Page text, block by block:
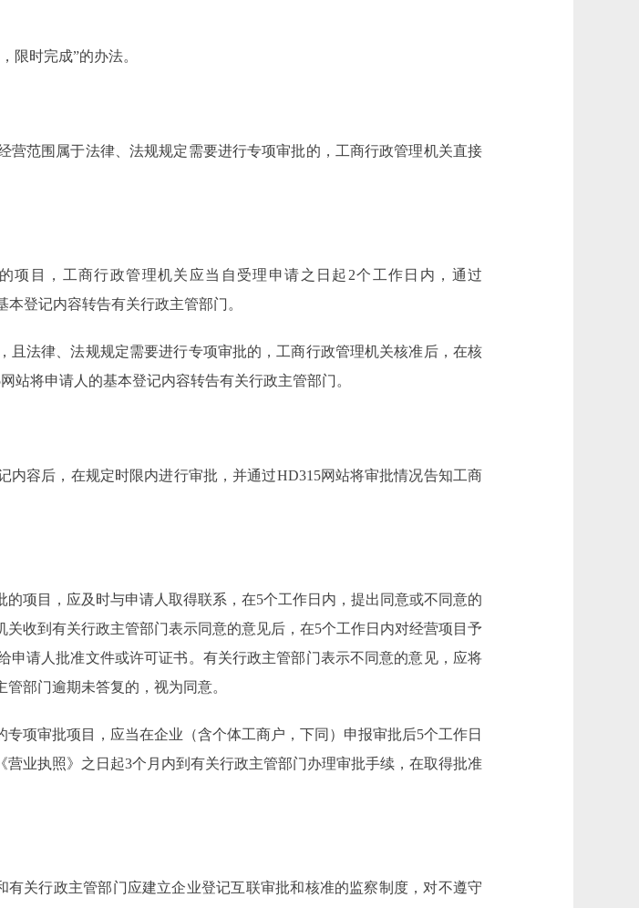
时完成”的办法。
范围属于法律、法规规定需要进行专项审批的，工商行政管理机关直接
目，工商行政管理机关应当自受理申请之日起2个工作日内，通过
登记内容转告有关行政主管部门。
法律、法规规定需要进行专项审批的，工商行政管理机关核准后，在核
站将申请人的基本登记内容转告有关行政主管部门。
容后，在规定时限内进行审批，并通过HD315网站将审批情况告知工商
目，应及时与申请人取得联系，在5个工作日内，提出同意或不同意的
收到有关行政主管部门表示同意的意见后，在5个工作日内对经营项目予
请人批准文件或许可证书。有关行政主管部门表示不同意的意见，应将
部门逾期未答复的，视为同意。
审批项目，应当在企业（含个体工商户，下同）申报审批后5个工作日
业执照》之日起3个月内到有关行政主管部门办理审批手续，在取得批准
行政主管部门应建立企业登记互联审批和核准的监察制度，对不遵守